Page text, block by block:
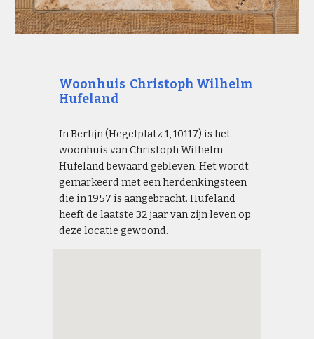
Woonhuis Christoph Wilhelm
Hufeland
In Berlijn (Hegelplatz 1, 10117) is het
woonhuis van Christoph Wilhelm
Hufeland bewaard gebleven. Het wordt
gemarkeerd met een herdenkingsteen
die in 1957 is aangebracht. Hufeland
heeft de laatste 32 jaar van zijn leven op
deze locatie gewoond.